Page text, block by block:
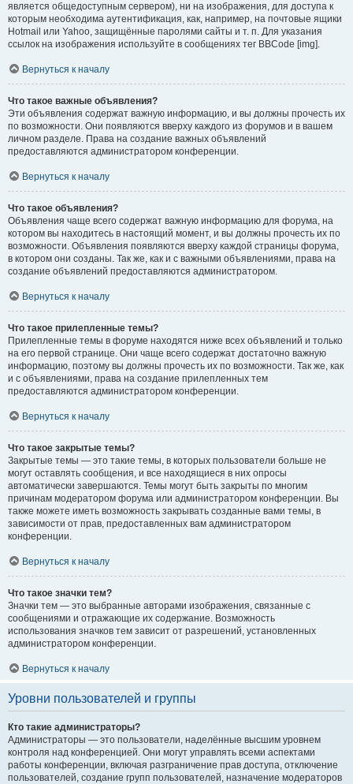
является общедоступным сервером), ни на изображения, для доступа к
которым необходима аутентификация, как, например, на почтовые ящики
Hotmail или Yahoo, защищённые паролями сайты и т. п. Для указания
ссылок на изображения используйте в сообщениях тег BBCode [img].
Вернуться к началу
Что такое важные объявления?
Эти объявления содержат важную информацию, и вы должны прочесть их
по возможности. Они появляются вверху каждого из форумов и в вашем
личном разделе. Права на создание важных объявлений
предоставляются администратором конференции.
Вернуться к началу
Что такое объявления?
Объявления чаще всего содержат важную информацию для форума, на
котором вы находитесь в настоящий момент, и вы должны прочесть их по
возможности. Объявления появляются вверху каждой страницы форума,
в котором они созданы. Так же, как и с важными объявлениями, права на
создание объявлений предоставляются администратором.
Вернуться к началу
Что такое прилепленные темы?
Прилепленные темы в форуме находятся ниже всех объявлений и только
на его первой странице. Они чаще всего содержат достаточно важную
информацию, поэтому вы должны прочесть их по возможности. Так же, как
и с объявлениями, права на создание прилепленных тем
предоставляются администратором конференции.
Вернуться к началу
Что такое закрытые темы?
Закрытые темы — это такие темы, в которых пользователи больше не
могут оставлять сообщения, и все находящиеся в них опросы
автоматически завершаются. Темы могут быть закрыты по многим
причинам модератором форума или администратором конференции. Вы
также можете иметь возможность закрывать созданные вами темы, в
зависимости от прав, предоставленных вам администратором
конференции.
Вернуться к началу
Что такое значки тем?
Значки тем — это выбранные авторами изображения, связанные с
сообщениями и отражающие их содержание. Возможность
использования значков тем зависит от разрешений, установленных
администратором конференции.
Вернуться к началу
Уровни пользователей и группы
Кто такие администраторы?
Администраторы — это пользователи, наделённые высшим уровнем
контроля над конференцией. Они могут управлять всеми аспектами
работы конференции, включая разграничение прав доступа, отключение
пользователей, создание групп пользователей, назначение модераторов